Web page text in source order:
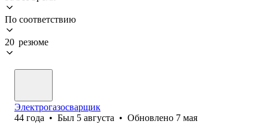
По соответствию
20 резюме
Электрогазосварщик
44 года • Был 5 августа • Обновлено 7 мая